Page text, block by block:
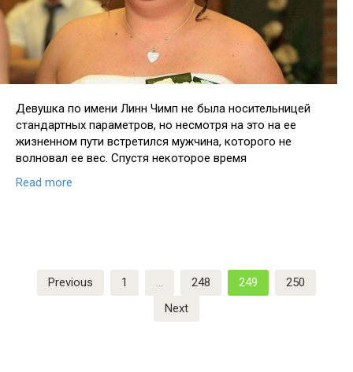
Девушка по имени Линн Чимп не была носительницей
стандартных параметров, но несмотря на это на ее
жизненном пути встретился мужчина, которого не
волновал ее вес. Спустя некоторое время
Read more
Previous 1 248 249
250
Next